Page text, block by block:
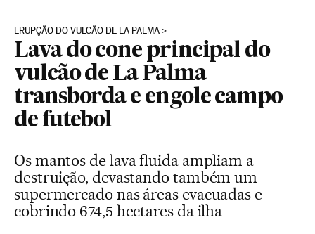
ERUPÇÃO DO VULCÃO DE LA PALMA
Lava do cone principal do
vulcão de La Palma
transborda e engole campo
de futebol
Os mantos de lava fluida ampliam a
destruição, devastando também um
supermercado nas áreas evacuadas e
cobrindo 674,5 hectares da ilha